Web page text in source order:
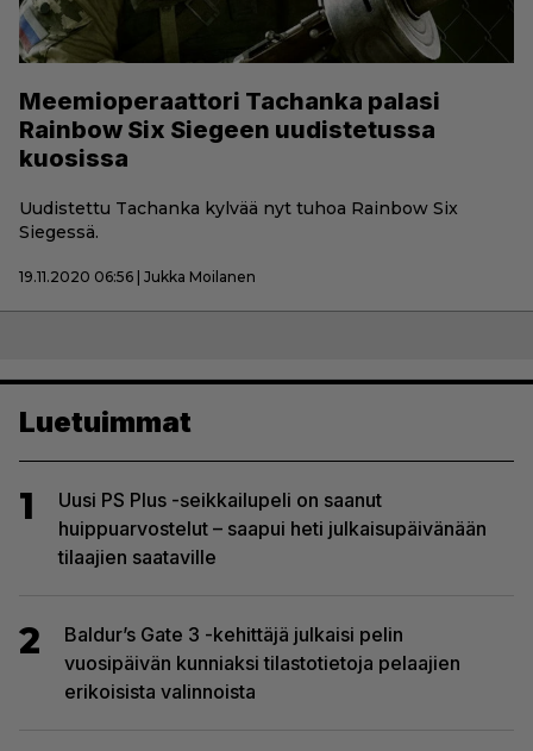
Meemioperaattori Tachanka palasi
Rainbow Six Siegeen uudistetussa
kuosissa
Uudistettu Tachanka kylvää nyt tuhoa Rainbow Six
Siegessä.
19.11.2020 06:56 | Jukka Moilanen
Luetuimmat
1
Uusi PS Plus -seikkailupeli on saanut
huippuarvostelut – saapui heti julkaisupäivänään
tilaajien saataville
2
Baldur’s Gate 3 -kehittäjä julkaisi pelin
vuosipäivän kunniaksi tilastotietoja pelaajien
erikoisista valinnoista